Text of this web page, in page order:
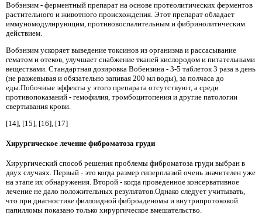
Вобэнзим - ферментный препарат на основе протеолитических ферментов
растительного и животного происхождения. Этот препарат обладает
иммуномодулирующим, противовоспалительным и фибринолитическим
действием.
Вобэнзим ускоряет выведение токсинов из организма и рассасывание
гематом и отеков, улучшает снабжение тканей кислородом и питательными
веществами. Стандартная дозировка Вобензина - 3-5 таблеток 3 раза в день
(не разжевывая и обязательно запивая 200 мл воды), за полчаса до
еды.Побочные эффекты у этого препарата отсутствуют, а среди
противопоказаний - гемофилия, тромбоцитопения и другие патологии
свертывания крови.
[14], [15], [16], [17]
Хирургическое лечение фиброматоза груди
Хирургический способ решения проблемы фиброматоза груди выбран в
двух случаях. Первый - это когда размер гиперплазий очень значителен уже
на этапе их обнаружения. Второй - когда проведенное консервативное
лечение не дало положительных результатов.Однако следует учитывать,
что при диагностике филлоидной фиброаденомы и внутрипротоковой
папилломы показано только хирургическое вмешательство.